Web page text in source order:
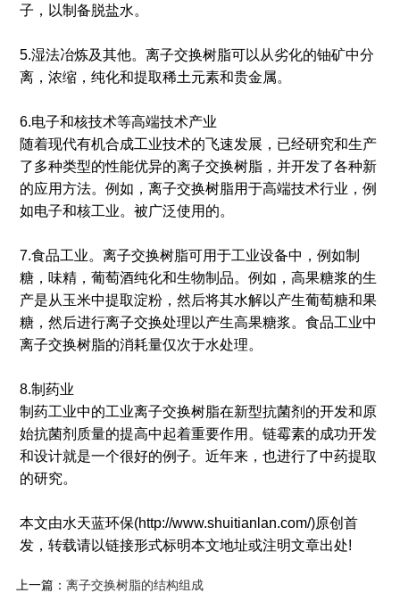
子，以制备脱盐水。
5.湿法冶炼及其他。离子交换树脂可以从劣化的铀矿中分
离，浓缩，纯化和提取稀土元素和贵金属。
6.电子和核技术等高端技术产业
随着现代有机合成工业技术的飞速发展，已经研究和生产
了多种类型的性能优异的离子交换树脂，并开发了各种新
的应用方法。例如，离子交换树脂用于高端技术行业，例
如电子和核工业。被广泛使用的。
7.食品工业。离子交换树脂可用于工业设备中，例如制
糖，味精，葡萄酒纯化和生物制品。例如，高果糖浆的生
产是从玉米中提取淀粉，然后将其水解以产生葡萄糖和果
糖，然后进行离子交换处理以产生高果糖浆。食品工业中
离子交换树脂的消耗量仅次于水处理。
8.制药业
制药工业中的工业离子交换树脂在新型抗菌剂的开发和原
始抗菌剂质量的提高中起着重要作用。链霉素的成功开发
和设计就是一个很好的例子。近年来，也进行了中药提取
的研究。
本文由水天蓝环保(http://www.shuitianlan.com/)原创首
发，转载请以链接形式标明本文地址或注明文章出处!
上一篇： 离子交换树脂的结构组成